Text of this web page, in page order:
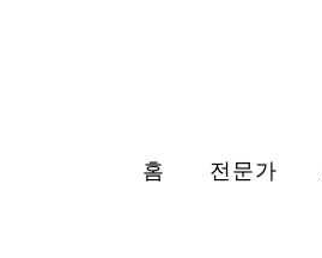
홈 전문가